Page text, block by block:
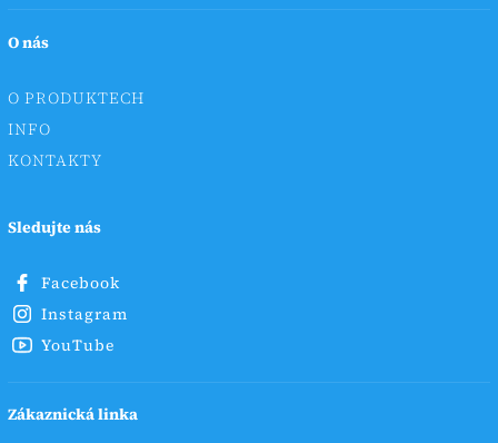
O nás
O PRODUKTECH
INFO
KONTAKTY
Sledujte nás
Facebook
Instagram
YouTube
Zákaznická linka